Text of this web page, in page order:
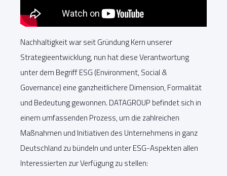
Nachhaltigkeit war seit Gründung Kern unserer
Strategieentwicklung, nun hat diese Verantwortung
unter dem Begriff ESG (Environment, Social &
Governance) eine ganzheitlichere Dimension, Formalität
und Bedeutung gewonnen. DATAGROUP befindet sich in
einem umfassenden Prozess, um die zahlreichen
Maßnahmen und Initiativen des Unternehmens in ganz
Deutschland zu bündeln und unter ESG-Aspekten allen
Interessierten zur Verfügung zu stellen: